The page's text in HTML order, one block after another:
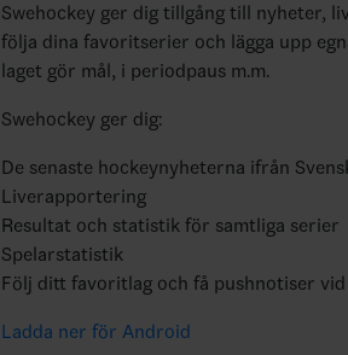
Swehockey ger dig tillgång till nyheter,
följa dina favoritserier och lägga upp
laget gör mål, i periodpaus m.m.
Swehockey ger dig:
De senaste hockeynyheterna ifrån
Liverapportering
Resultat och statistik för samtliga serier
Spelarstatistik
Följ ditt favoritlag och få pushnotiser
Ladda ner för Android